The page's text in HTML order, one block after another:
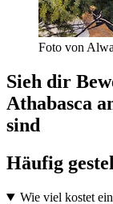
Foto von
Sieh dir
Athabasca
sind
Häufig
Wie viel kostet